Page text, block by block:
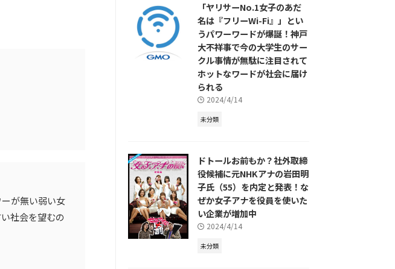
が無い弱い女
社会を望むの
「ヤリサーNo.1女子のあだ
名は『フリーWi-Fi』」とい
うパワーワードが爆誕！神戸
大不祥事で今の大学生のサー
クル事情が無駄に注目されて
ホットなワードが社会に届け
られる
2024/4/14
未分類
ドトールお前もか？社外取締
役候補に元NHKアナの岩田明
子氏（55）を内定と発表！な
ぜか女子アナを役員を使いた
い企業が増加中
2024/4/14
未分類